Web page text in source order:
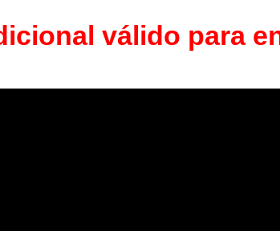
válido para